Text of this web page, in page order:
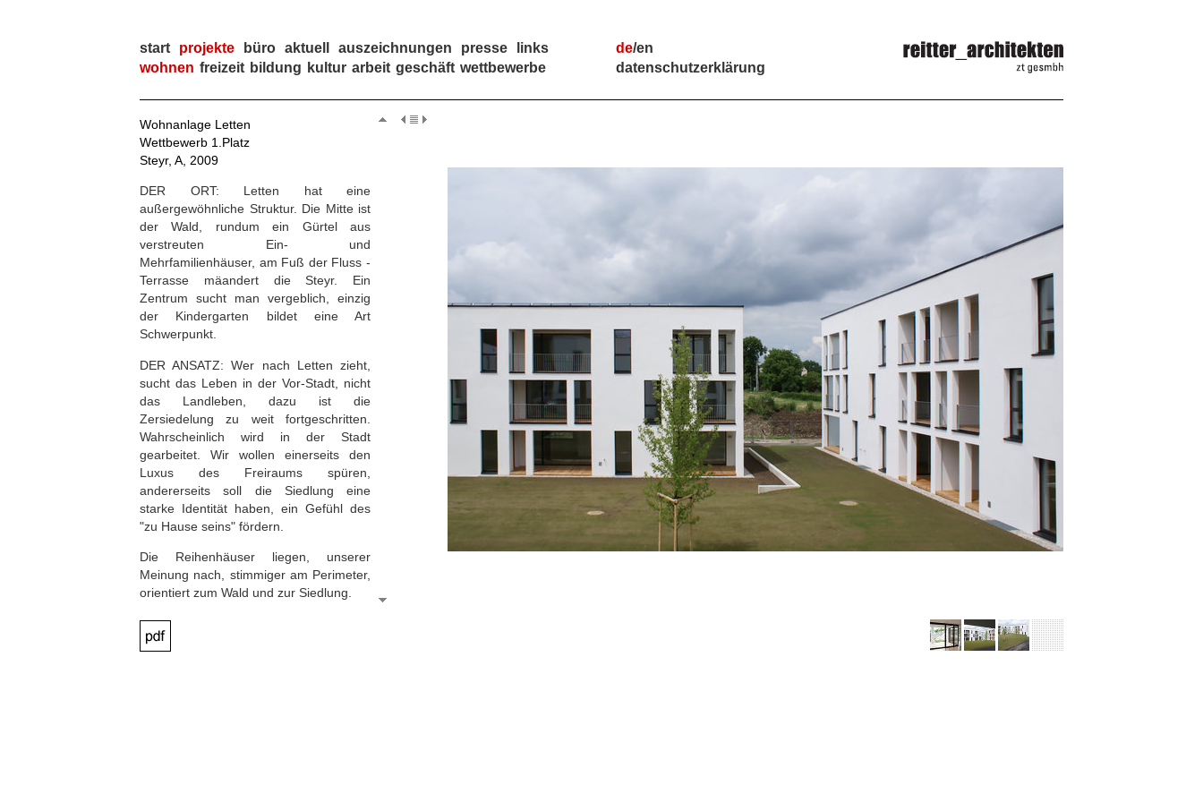
start projekte büro aktuell auszeichnungen presse
links
wohnen freizeit bildung kultur arbeit geschäft wettbewerbe
de/en
datenschutzerklärung
Wohnanlage Letten
Wettbewerb 1.Platz
Steyr, A, 2009
DER ORT: Letten hat eine
außergewöhnliche Struktur. Die Mitte ist
der Wald, rundum ein Gürtel aus
verstreuten Ein- und
Mehrfamilienhäuser, am Fuß der Fluss -
Terrasse mäandert die Steyr. Ein
Zentrum sucht man vergeblich, einzig
der Kindergarten bildet eine Art
Schwerpunkt.
DER ANSATZ: Wer nach Letten zieht,
sucht das Leben in der Vor-Stadt, nicht
das Landleben, dazu ist die
Zersiedelung zu weit fortgeschritten.
Wahrscheinlich wird in der Stadt
gearbeitet. Wir wollen einerseits den
Luxus des Freiraums spüren,
andererseits soll die Siedlung eine
starke Identität haben, ein Gefühl des
"zu Hause seins" fördern.
Die Reihenhäuser liegen, unserer
Meinung nach, stimmiger am Perimeter,
orientiert zum Wald und zur Siedlung.
durchlässiges Netzwerk von
unterschiedlichen Hofsituationen, eine